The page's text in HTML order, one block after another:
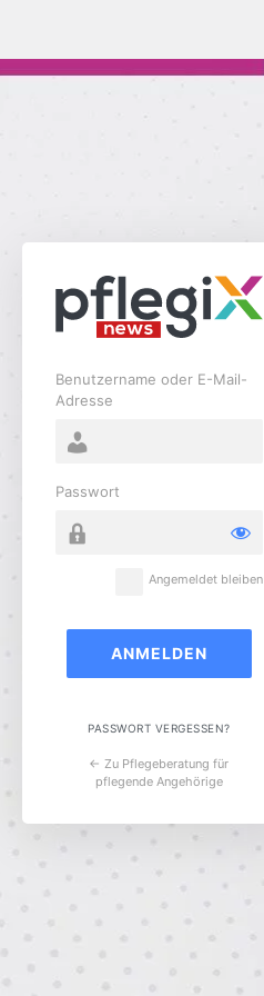
Benutzername oder E-Mail-
Adresse
Passwort
Angemeldet bleiben
PASSWORT VERGESSEN?
← Zu Pflegeberatung für
pflegende Angehörige